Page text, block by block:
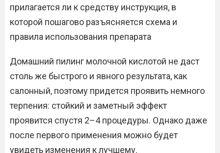
прилагается ли к средству инструкция, в
которой пошагово разъясняется схема и
правила использования препарата
Домашний пилинг молочной кислотой не даст
столь же быстрого и явного результата, как
салонный, поэтому придется проявить немного
терпения: стойкий и заметный эффект
проявится спустя 2–4 процедуры. Однако даже
после первого применения можно будет
увидеть изменения к лучшему.